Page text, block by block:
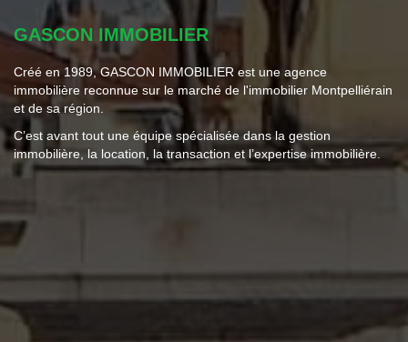
GASCON IMMOBILIER
Créé en 1989, GASCON IMMOBILIER est une agence
immobilière reconnue sur le marché de l'immobilier Montpelliérain
et de sa région.
C’est avant tout une équipe spécialisée dans la gestion
immobilière, la location, la transaction et l’expertise immobilière.